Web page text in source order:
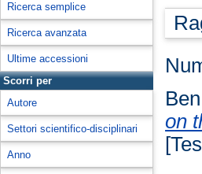
Ricerca semplice
Ricerca avanzata
Ultime accessioni
Scorri per
Autore
Settori scientifico-disciplinari
Anno
on